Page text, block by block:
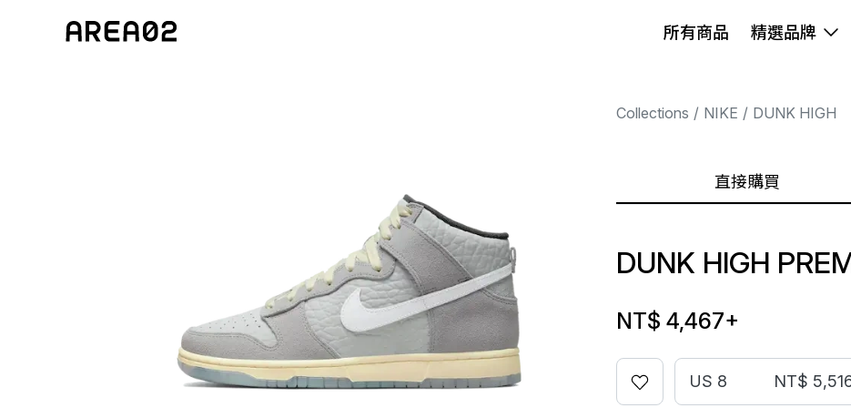
所有商品 精選品牌
Collections NIKE DUNK HIGH
直接購買
DUNK HIGH
NT$ 4,467+
US 8 NT$